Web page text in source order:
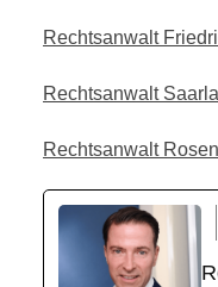
Rechtsanwalt
Rechtsanwalt
Rechtsanwalt